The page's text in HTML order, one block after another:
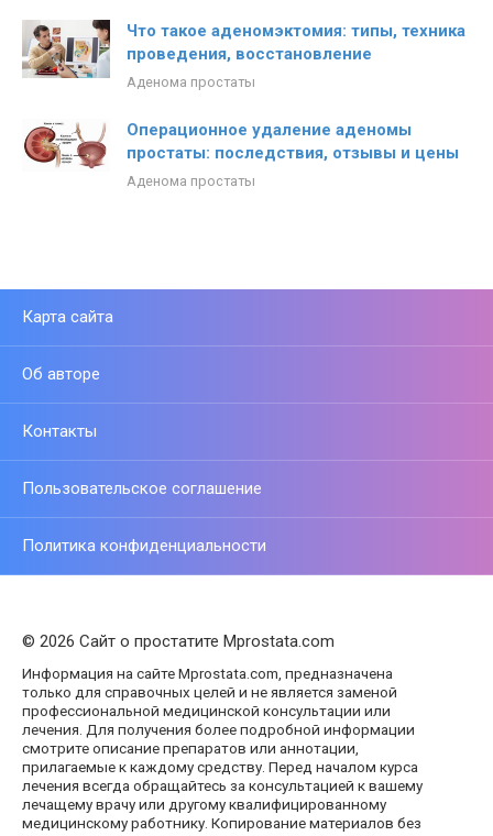
Что такое аденомэктомия: типы, техника
проведения, восстановление
Аденома простаты
Операционное удаление аденомы
простаты: последствия, отзывы и цены
Аденома простаты
Карта сайта
Об авторе
Контакты
Пользовательское соглашение
Политика конфиденциальности
© 2026 Сайт о простатите Mprostata.com
Информация на сайте Mprostata.com, предназначена
только для справочных целей и не является заменой
профессиональной медицинской консультации или
лечения. Для получения более подробной информации
смотрите описание препаратов или аннотации,
прилагаемые к каждому средству. Перед началом курса
лечения всегда обращайтесь за консультацией к вашему
лечащему врачу или другому квалифицированному
медицинскому работнику. Копирование материалов без